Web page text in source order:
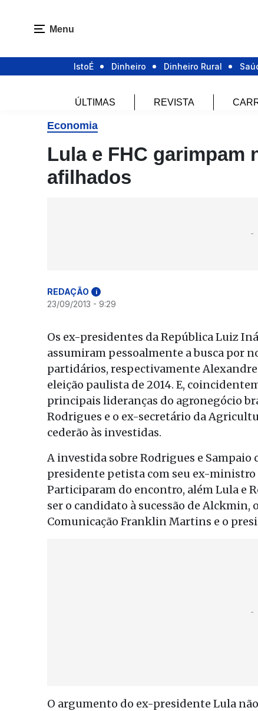
Menu
IstoÉ Dinheiro Dinheiro Rural
ÚLTIMAS REVISTA
Economia
Lula e FHC garimpam
afilhados
REDAÇÃO i
23/09/2013 - 9:29
Os ex-presidentes da República Luiz
assumiram pessoalmente a busca por
partidários, respectivamente
eleição paulista de 2014. E,
principais lideranças do agronegócio
Rodrigues e o ex-secretário da
cederão às investidas.
A investida sobre Rodrigues e Sampaio
presidente petista com seu ex-
Participaram do encontro, além Lula e
ser o candidato à sucessão de
Comunicação Franklin Martins e o
O argumento do ex-presidente Lula